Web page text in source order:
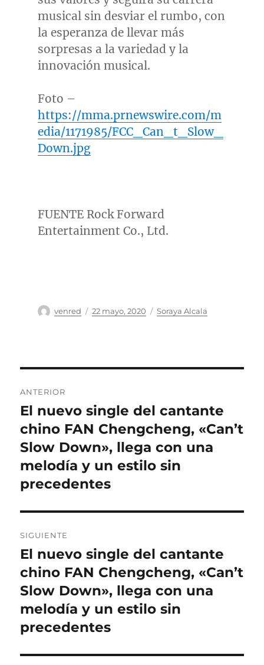
musical sin desviar el rumbo, con
la esperanza de llevar más
sorpresas a la variedad y la
innovación musical.
Foto –
https://mma.prnewswire.com/m
edia/1171985/FCC_Can_t_Slow_
Down.jpg
FUENTE Rock Forward
Entertainment Co., Ltd.
Autor
venred
Publicado
22 mayo, 2020 Categorías
Soraya Alcala
de
entradas
ANTERIOR
Entrada
anterior:
El nuevo single del cantante
chino FAN Chengcheng, «Can’t
Slow Down», llega con una
melodía y un estilo sin
precedentes
SIGUIENTE
Entrada
siguiente:
El nuevo single del cantante
chino FAN Chengcheng, «Can’t
Slow Down», llega con una
melodía y un estilo sin
precedentes